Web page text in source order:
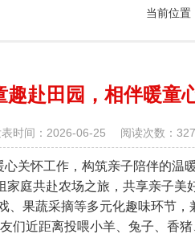
当前位置
趣赴田园，相伴暖童
时间：2026-06-25 阅读次数：
关怀工作，构筑亲子陪伴的温
庭共赴农场之旅，共享亲子美
果蔬采摘等多元化趣味环节，
们近距离投喂小羊、兔子、香